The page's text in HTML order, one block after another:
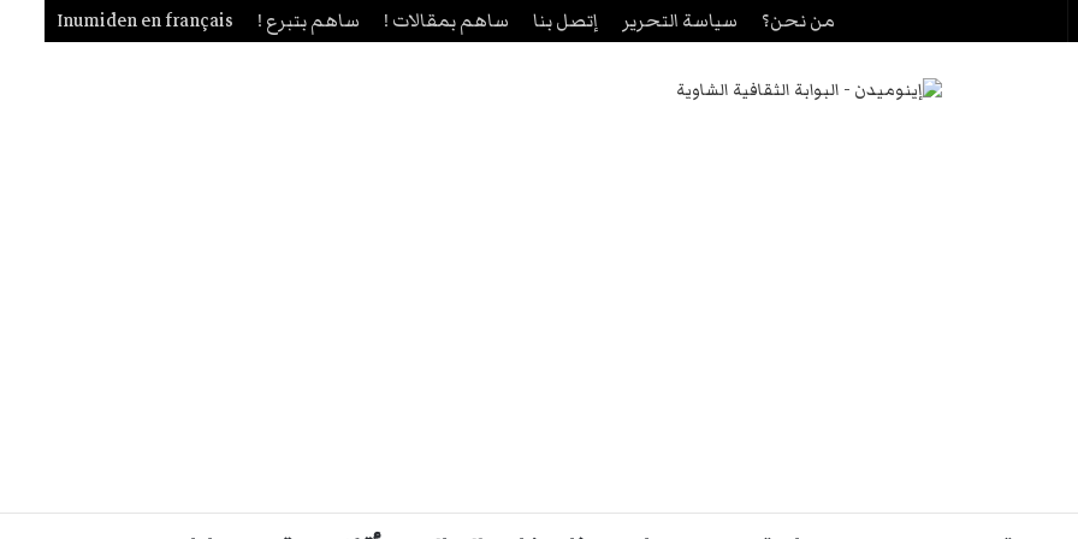
من نحن؟ سياسة التحرير إتصل بنا ساهم بمقالات ! ساهم بتبرع ! Inumiden en français